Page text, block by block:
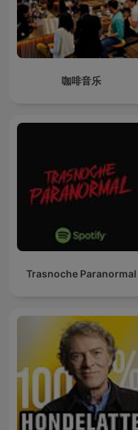
咖啡音乐
Trasnoche Paranormal